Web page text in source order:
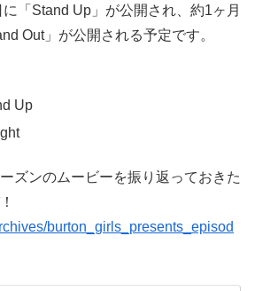
「Stand Up」が公開され、約1ヶ月
Out」が公開される予定です。
Up
ズンのムービーを振り返っておきた
burton_girls_presents_episod